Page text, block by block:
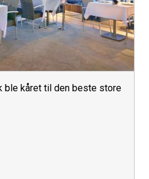
ble kåret til den beste store